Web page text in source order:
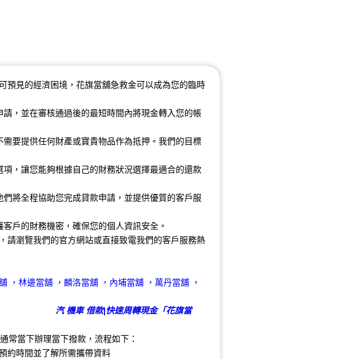
預見的經濟困境，花旗當舖急救金可以成為您的臨時
，並在審核通過後的最短時間內將現金轉入您的帳
要提供任何財產或寶貴物品作為抵押。我們的目標
，讓您能夠根據自己的財務狀況選擇最適合的還款
將全程協助您完成貸款申請，並提供優質的客戶服
戶的財務機密，確保您的個人資訊安全。
請瀏覽我們的官方網站或直接致電我們的客戶服務熱
汽 機車 借款|快速周轉現金「花旗當
常當下辦理當下撥款，流程如下：
約時間並了解所需攜帶資料